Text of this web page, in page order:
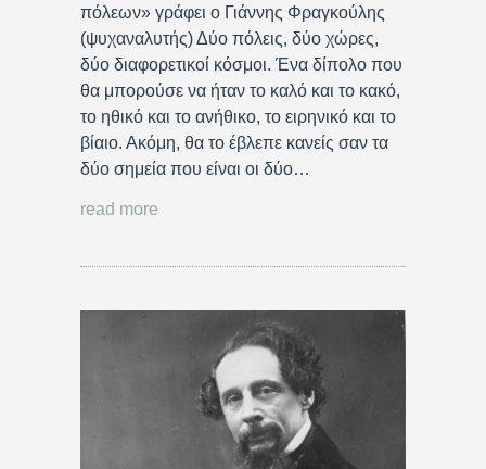
πόλεων» γράφει ο Γιάννης Φραγκούλης
(ψυχαναλυτής) Δύο πόλεις, δύο χώρες,
δύο διαφορετικοί κόσμοι. Ένα δίπολο που
θα μπορούσε να ήταν το καλό και το κακό,
το ηθικό και το ανήθικο, το ειρηνικό και το
βίαιο. Ακόμη, θα το έβλεπε κανείς σαν τα
δύο σημεία που είναι οι δύο…
read more